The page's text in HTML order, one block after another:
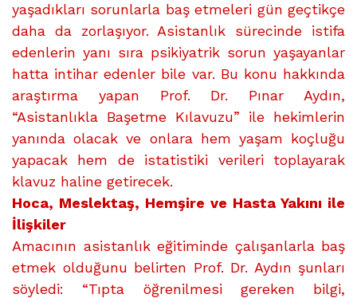
yaşadıkları sorunlarla baş etmeleri gün geçtikçe
daha da zorlaşıyor. Asistanlık sürecinde istifa
edenlerin yanı sıra psikiyatrik sorun yaşayanlar
hatta intihar edenler bile var. Bu konu hakkında
araştırma yapan Prof. Dr. Pınar Aydın,
“Asistanlıkla Başetme Kılavuzu” ile hekimlerin
yanında olacak ve onlara hem yaşam koçluğu
yapacak hem de istatistiki verileri toplayarak
klavuz haline getirecek.
Hoca, Meslektaş, Hemşire ve Hasta Yakını ile
İlişkiler
Amacının asistanlık eğitiminde çalışanlarla baş
etmek olduğunu belirten Prof. Dr. Aydın şunları
söyledi: “Tıpta öğrenilmesi gereken bilgi,